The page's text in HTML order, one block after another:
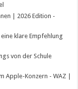
| 2026 Edition -
klare Empfehlung
von der Schule
Apple-Konzern - WAZ |